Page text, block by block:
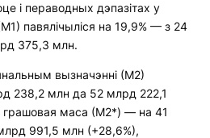
і пераводных дэпазітах у
павялічыліся на 19,9% — з 24
375,3 млн.
вызначэнні (М2)
238,2 млн да 52 млрд 222,1
грашовая маса (М2*) — на 41
991,5 млн (+28,6%),